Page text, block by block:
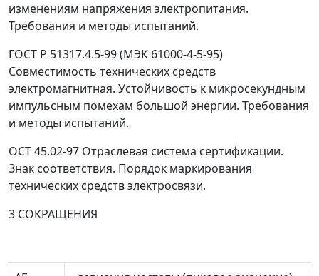
изменениям напряжения электропитания.
Требования и методы испытаний.
ГОСТ Р 51317.4.5-99 (МЭК 61000-4-5-95)
Совместимость технических средств
электромагнитная. Устойчивость к микросекундным
импульсным помехам большой энергии. Требования
и методы испытаний.
ОСТ 45.02-97 Отраслевая система сертификации.
Знак соответствия. Порядок маркирования
технических средств электросвязи.
3 СОКРАЩЕНИЯ